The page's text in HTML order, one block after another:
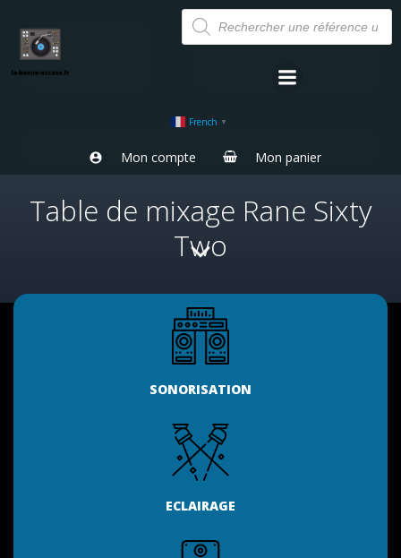
Aller
au
contenu
Recherche
de
produits
French ▼
Mon compte Mon panier
Table de mixage Rane Sixty
Two
SONORISATION
ECLAIRAGE